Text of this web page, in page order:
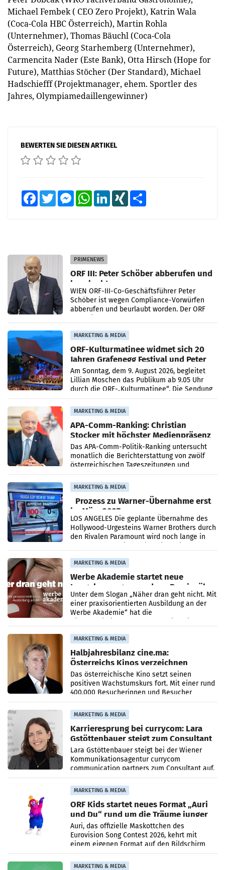
Michael Fembek ( CEO Zero Projekt), Katrin Wala
(Coca-Cola HBC Österreich), Martin Rohla
(Unternehmer), Thomas Bäuchl (Coca-Cola
Österreich), Georg Starhemberg (Unternehmer),
Carmencita Nader (Este Bank), Otta Hirsch (Hope for
Future), Matthias Stöcher (Der Standard), Michael
Hadschiefff (Projektmanager, ehem. Sportler des
Jahres, Olympiamedaillengewinner)
BEWERTEN SIE DIESEN ARTIKEL
FacebookTwitter MessengerWhatsAppLinkedInXING
PRIMENEWS
ORF III: Peter Schöber abberufen und
beurlaubt
WIEN ORF-III-Co-Geschäftsführer Peter
Schöber ist wegen Compliance-Vorwürfen
abberufen und beurlaubt worden. Der ORF
MARKETING & MEDIA
ORF-Kulturmatinee widmet sich 20
Jahren Grafenegg Festival und Peter
Simonischek
Am Sonntag, dem 9. August 2026, begleitet
Lillian Moschen das Publikum ab 9.05 Uhr
durch die ORF-„Kulturmatinee“. Die Sendung
startet mit der Dokumentation „20 Jahre
Grafenegg
MARKETING & MEDIA
APA-Comm-Ranking: Christian
Stocker mit höchster Medienpräsenz
im Juli
Das APA-Comm-Politik-Ranking untersucht
monatlich die Berichterstattung von zwölf
österreichischen Tageszeitungen und
analysiert, welche Politikerinnen und
Politiker Österreichs die
MARKETING & MEDIA
Prozess zu Warner-Übernahme erst
im März 2027
LOS ANGELES Die geplante Übernahme des
Hollywood-Urgesteins Warner Brothers durch
den Rivalen Paramount wird noch lange in
MARKETING & MEDIA
Werbe Akademie startet neue
Imagekampagne rund um Praxisnähe
Unter dem Slogan „Näher dran geht nicht. Mit
einer praxisorientierten Ausbildung an der
Werbe Akademie“ hat die
MARKETING & MEDIA
Halbjahresbilanz cine.ma:
Österreichs Kinos verzeichnen
400.000 Besucher mehr
Das österreichische Kino setzt seinen
positiven Wachstumskurs fort. Mit einer rund
400.000 Besucherinnen und Besucher
höheren Nettoreichweite im ersten Halbjahr
2026 gegenüber dem
MARKETING & MEDIA
Karrieresprung bei currycom: Lara
Gstöttenbauer steigt zum Consultant
auf
Lara Gstöttenbauer steigt bei der Wiener
Kommunikationsagentur currycom
communication partners zum Consultant auf.
Die 27-jährige Beraterin betreut Kundinnen
und Kunden in den Bereichen
MARKETING & MEDIA
ORF Kids startet neues Format „Auri
und Du“ rund um die Träume junger
Menschen
Auri, das offizielle Maskottchen des
Eurovision Song Contest 2026, kehrt mit
einem eigenen Format auf den Bildschirm
zurück. In der neuen Sendung „Auri und Du“
bei ORF Kids steht
MARKETING & MEDIA